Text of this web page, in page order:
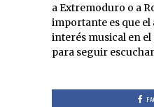
a Extremoduro o a
importante es que
interés musical en el
para seguir